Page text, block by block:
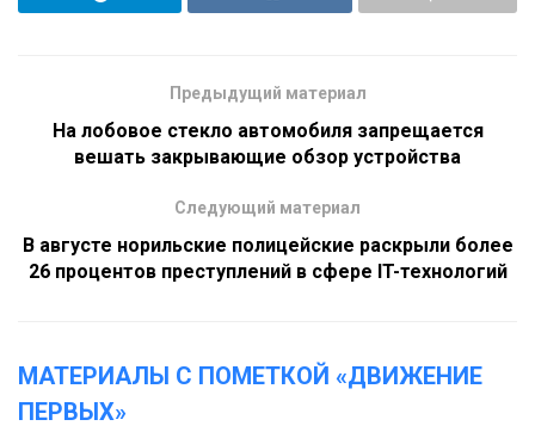
Предыдущий материал
На лобовое стекло автомобиля запрещается
вешать закрывающие обзор устройства
Следующий материал
В августе норильские полицейские раскрыли более
26 процентов преступлений в сфере IT-технологий
МАТЕРИАЛЫ С ПОМЕТКОЙ «ДВИЖЕНИЕ
ПЕРВЫХ»